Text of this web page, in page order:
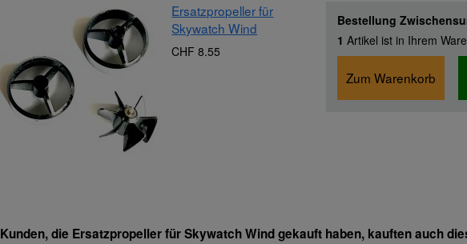
Ersatzpropeller für
Skywatch Wind
CHF 8.55
Bestellung
1 Artikel ist in Ihrem
Zum Warenkorb
Kunden, die Ersatzpropeller für Skywatch Wind gekauft haben, kauften auch